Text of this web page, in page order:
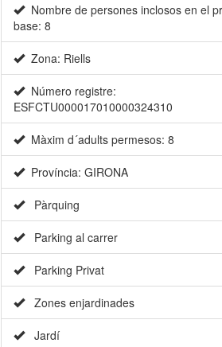
Nombre de persones inclosos en el
base: 8
Zona: Riells
Número registre:
ESFCTU000017010000324310
Màxim d´adults permesos: 8
Província: GIRONA
Pàrquing
Parking al carrer
Parking Privat
Zones enjardinades
Jardí